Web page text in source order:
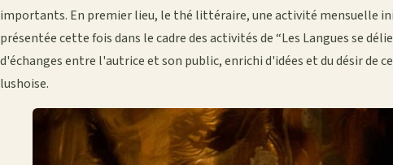
importants. En premier lieu, le thé littéraire, une activité mensuelle
présentée cette fois dans le cadre des activités de “Les Langues se
d'échanges entre l'autrice et son public, enrichi d'idées et du désir de
lushoise.